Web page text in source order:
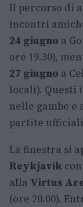
Il percorso di
incontri
24 giugno a
ore 19.30),
27 giugno a
locali). Questi
nelle gambe e
partite
La finestra si
Reykjavik
alla Virtus
(ore 20.00).